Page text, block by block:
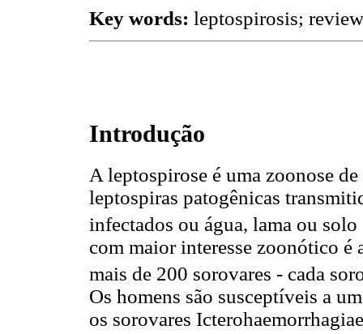
Key words: leptospirosis;
Introdução
A leptospirose é uma zoonose
leptospiras patogênicas
infectados ou água, lama ou
com maior interesse zoonótico é
mais de 200 sorovares - cada
Os homens são susceptíveis a
os sorovares